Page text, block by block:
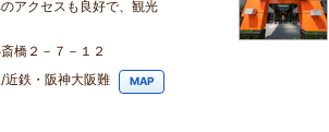
アクセスも良好で、観光
橋２－７－１２
近鉄・阪神大阪難
MAP